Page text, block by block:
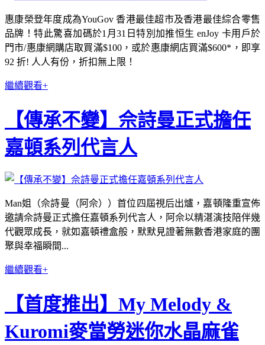
惠康榮登年度成為YouGov 香港最佳超市及香港最佳綜合零售
品牌！特此驚喜加碼於1月31日特別加推恒生 enJoy 卡用戶於
門市/惠康網購店取買滿$100，或於惠康網店買滿$600*，即享
92 折! 人人有份，折扣無上限！
繼續觀看+
【傳承不變】佘詩曼正式擔任
嘉頓系列代言人
Man姐（佘詩曼（阿佘））首位四屆視后出爐，嘉頓隆重宣佈
邀請佘詩曼正式擔任嘉頓系列代言人，阿佘以精湛演技陪伴幾
代觀眾成長，就如嘉頓禮盒般，默默見證著無數香港家庭的團
聚與幸福瞬間...
繼續觀看+
【首度推出】My Melody &
Kuromi麥當勞迷你水晶麻雀